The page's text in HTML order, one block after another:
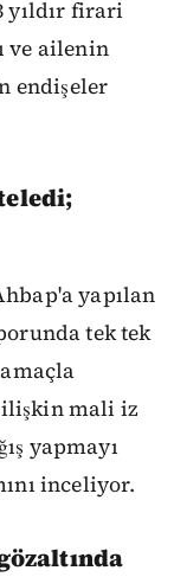
yıldır firari
ve ailenin
endişeler
yapılan
tek tek
ilişkin mali iz
yapmayı
inceliyor.